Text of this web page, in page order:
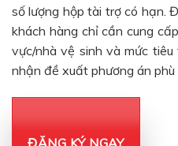
số lượng hộp tài trợ có hạn.
khách hàng chỉ cần cung
vực/nhà vệ sinh và mức
nhận đề xuất phương án phù
ĐĂNG KÝ NGAY